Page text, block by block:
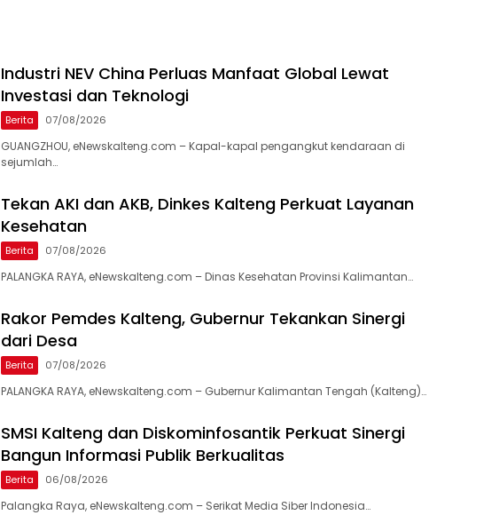
Industri NEV China Perluas Manfaat Global Lewat
Investasi dan Teknologi
Berita 07/08/2026
GUANGZHOU, eNewskalteng.com – Kapal-kapal pengangkut kendaraan di
sejumlah…
Tekan AKI dan AKB, Dinkes Kalteng Perkuat Layanan
Kesehatan
Berita 07/08/2026
PALANGKA RAYA, eNewskalteng.com – Dinas Kesehatan Provinsi Kalimantan…
Rakor Pemdes Kalteng, Gubernur Tekankan Sinergi
dari Desa
Berita 07/08/2026
PALANGKA RAYA, eNewskalteng.com – Gubernur Kalimantan Tengah (Kalteng)…
SMSI Kalteng dan Diskominfosantik Perkuat Sinergi
Bangun Informasi Publik Berkualitas
Berita 06/08/2026
Palangka Raya, eNewskalteng.com – Serikat Media Siber Indonesia…